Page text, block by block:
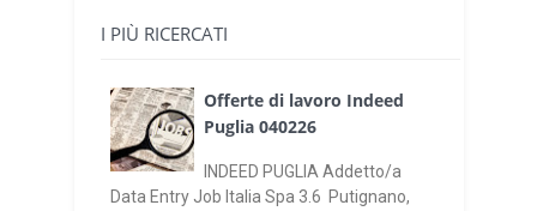
I PIÙ RICERCATI
Offerte di lavoro Indeed
Puglia 040226
INDEED PUGLIA Addetto/a
Data Entry Job Italia Spa 3.6 Putignano,